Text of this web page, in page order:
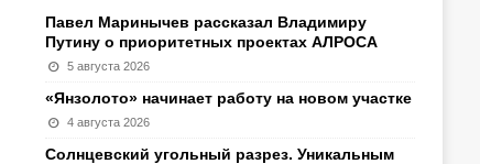
Павел Маринычев рассказал Владимиру
Путину о приоритетных проектах АЛРОСА
5 августа 2026
«Янзолото» начинает работу на новом участке
4 августа 2026
Солнцевский угольный разрез. Уникальным